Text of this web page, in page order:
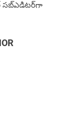
స‌బ్ఎడిట‌ర్‌గా